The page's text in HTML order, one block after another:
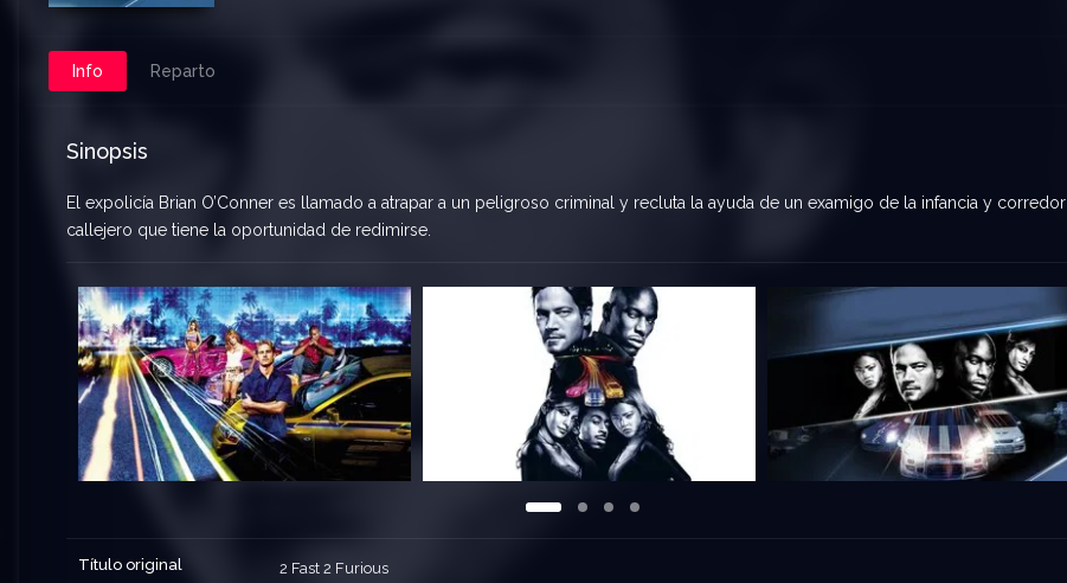
Info Reparto
Sinopsis
El expolicía Brian O’Conner es llamado a atrapar a un peligroso criminal y recluta la ayuda de un examigo de la infancia y corredor
callejero que tiene la oportunidad de redimirse.
Título original 2 Fast 2 Furious